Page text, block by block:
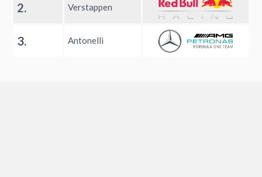
2. Verstappen
3. Antonelli